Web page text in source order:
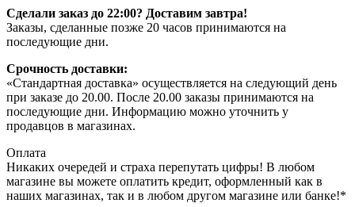
Сделали заказ до 22:00? Доставим завтра!
Заказы, сделанные позже 20 часов принимаются на
последующие дни.
Срочность доставки:
«Стандартная доставка» осуществляется на следующий день
при заказе до 20.00. После 20.00 заказы принимаются на
последующие дни. Информацию можно уточнить у
продавцов в магазинах.
Оплата
Никаких очередей и страха перепутать цифры! В любом
магазине вы можете оплатить кредит, оформленный как в
наших магазинах, так и в любом другом магазине или банке!*